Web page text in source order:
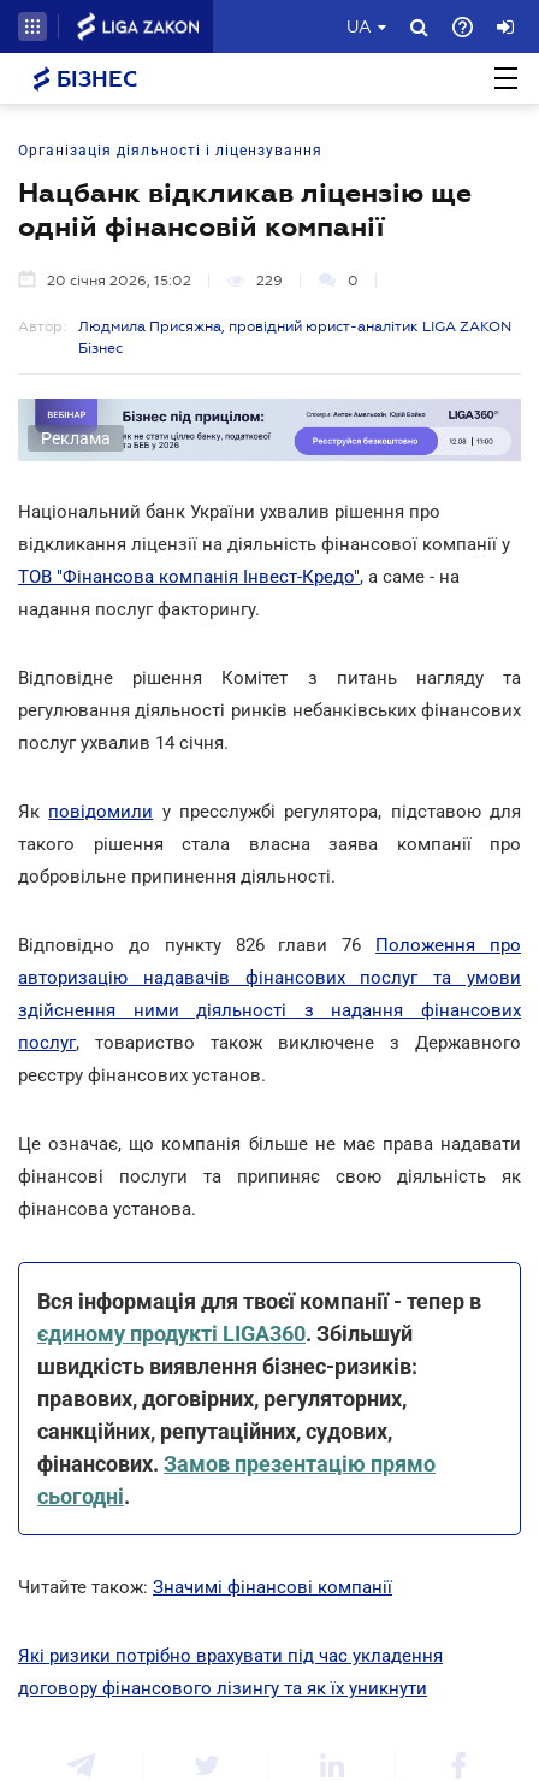
UA
БІЗНЕС
Організація діяльності і ліцензування
Нацбанк відкликав ліцензію ще
одній фінансовій компанії
20 січня 2026, 15:02 229 0
Автор:
Людмила Присяжна, провідний юрист-аналітик LIGA ZAKON
Бізнес
Реклама
Національний банк України ухвалив рішення про
відкликання ліцензії на діяльність фінансової компанії у
ТОВ "Фінансова компанія Інвест-Кредо", а саме - на
надання послуг факторингу.
Відповідне рішення Комітет з питань нагляду та
регулювання діяльності ринків небанківських фінансових
послуг ухвалив 14 січня.
Як повідомили у пресслужбі регулятора, підставою для
такого рішення стала власна заява компанії про
добровільне припинення діяльності.
Відповідно до пункту 826 глави 76 Положення про
авторизацію надавачів фінансових послуг та умови
здійснення ними діяльності з надання фінансових
послуг, товариство також виключене з Державного
реєстру фінансових установ.
Це означає, що компанія більше не має права надавати
фінансові послуги та припиняє свою діяльність як
фінансова установа.
Вся інформація для твоєї компанії - тепер в
єдиному продукті LIGA360. Збільшуй
швидкість виявлення бізнес-ризиків:
правових, договірних, регуляторних,
санкційних, репутаційних, судових,
фінансових. Замов презентацію прямо
сьогодні.
Читайте також: Значимі фінансові компанії
Які ризики потрібно врахувати під час укладення
договору фінансового лізингу та як їх уникнути